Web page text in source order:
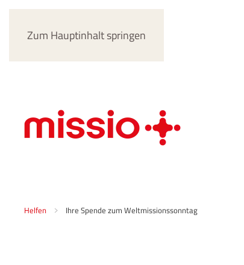
Zum Hauptinhalt springen
Helfen Ihre Spende zum Weltmissionssonntag